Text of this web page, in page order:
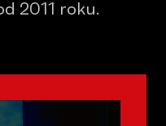
2011 roku.